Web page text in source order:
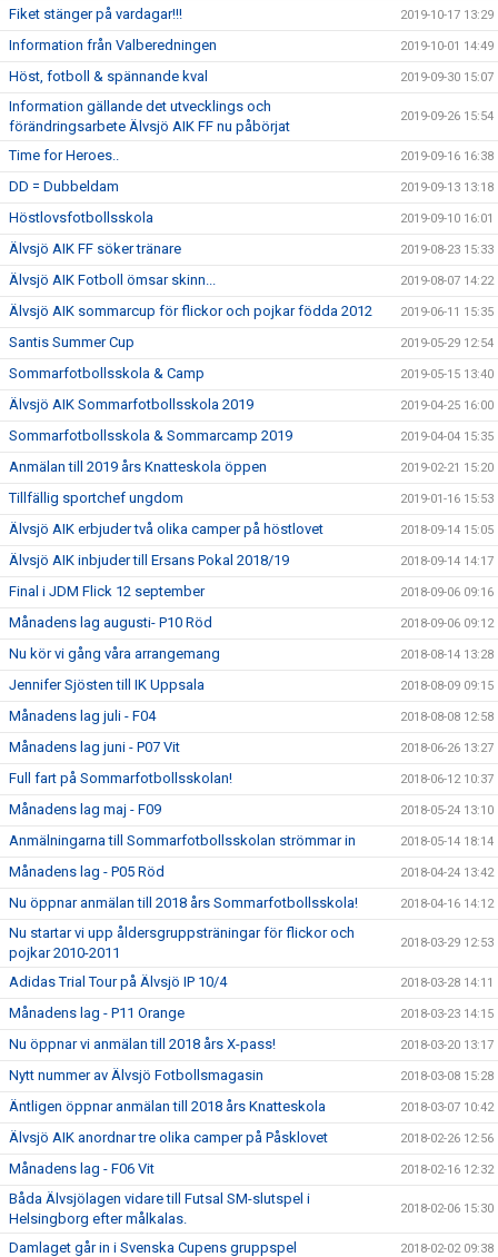
Fiket stänger på vardagar!!! 2019-10-17 13:29
Information från Valberedningen 2019-10-01 14:49
Höst, fotboll & spännande kval 2019-09-30 15:07
Information gällande det utvecklings och
förändringsarbete Älvsjö AIK FF nu påbörjat
2019-09-26 15:54
Time for Heroes.. 2019-09-16 16:38
DD = Dubbeldam 2019-09-13 13:18
Höstlovsfotbollsskola 2019-09-10 16:01
Älvsjö AIK FF söker tränare 2019-08-23 15:33
Älvsjö AIK Fotboll ömsar skinn... 2019-08-07 14:22
Älvsjö AIK sommarcup för flickor och pojkar födda 2012 2019-06-11 15:35
Santis Summer Cup 2019-05-29 12:54
Sommarfotbollsskola & Camp 2019-05-15 13:40
Älvsjö AIK Sommarfotbollsskola 2019 2019-04-25 16:00
Sommarfotbollsskola & Sommarcamp 2019 2019-04-04 15:35
Anmälan till 2019 års Knatteskola öppen 2019-02-21 15:20
Tillfällig sportchef ungdom 2019-01-16 15:53
Älvsjö AIK erbjuder två olika camper på höstlovet 2018-09-14 15:05
Älvsjö AIK inbjuder till Ersans Pokal 2018/19 2018-09-14 14:17
Final i JDM Flick 12 september 2018-09-06 09:16
Månadens lag augusti- P10 Röd 2018-09-06 09:12
Nu kör vi gång våra arrangemang 2018-08-14 13:28
Jennifer Sjösten till IK Uppsala 2018-08-09 09:15
Månadens lag juli - F04 2018-08-08 12:58
Månadens lag juni - P07 Vit 2018-06-26 13:27
Full fart på Sommarfotbollsskolan! 2018-06-12 10:37
Månadens lag maj - F09 2018-05-24 13:10
Anmälningarna till Sommarfotbollsskolan strömmar in 2018-05-14 18:14
Månadens lag - P05 Röd 2018-04-24 13:42
Nu öppnar anmälan till 2018 års Sommarfotbollsskola! 2018-04-16 14:12
Nu startar vi upp åldersgruppsträningar för flickor och
pojkar 2010-2011
2018-03-29 12:53
Adidas Trial Tour på Älvsjö IP 10/4 2018-03-28 14:11
Månadens lag - P11 Orange 2018-03-23 14:15
Nu öppnar vi anmälan till 2018 års X-pass! 2018-03-20 13:17
Nytt nummer av Älvsjö Fotbollsmagasin 2018-03-08 15:28
Äntligen öppnar anmälan till 2018 års Knatteskola 2018-03-07 10:42
Älvsjö AIK anordnar tre olika camper på Påsklovet 2018-02-26 12:56
Månadens lag - F06 Vit 2018-02-16 12:32
Båda Älvsjölagen vidare till Futsal SM-slutspel i
Helsingborg efter målkalas.
2018-02-06 15:30
Damlaget går in i Svenska Cupens gruppspel 2018-02-02 09:38